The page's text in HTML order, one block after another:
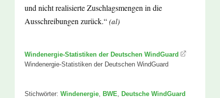
und nicht realisierte Zuschlagsmengen in die
Ausschreibungen zurück.“ (al)
Windenergie-Statistiken der Deutschen WindGuard
Windenergie-Statistiken der Deutschen WindGuard
Stichwörter: Windenergie BWE Deutsche WindGuard